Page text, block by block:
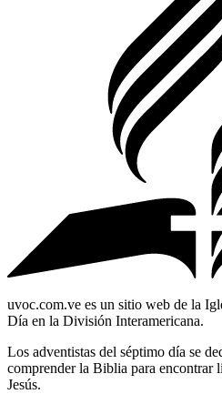
uvoc.com.ve es un sitio web de la
Día en la División Interamericana.
Los adventistas del séptimo día se
comprender la Biblia para encontrar
Jesús.